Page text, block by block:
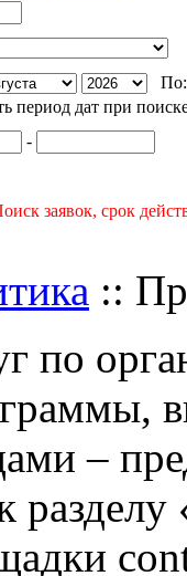
период дат при
-
заявок, срок
::
по
–